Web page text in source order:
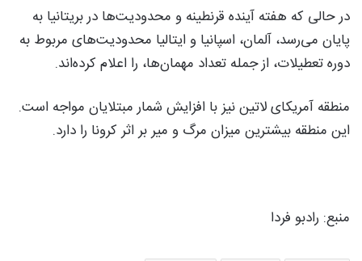
در حالی که هفته آینده قرنطینه و محدودیت‌ها در بریتانیا به
پایان می‌رسد، آلمان، اسپانیا و ایتالیا محدودیت‌های مربوط به
دوره تعطیلات، از جمله تعداد مهمان‌ها، را اعلام کرده‌اند.
منطقه آمریکای لاتین نیز با افزایش شمار مبتلایان مواجه است.
این منطقه بیشترین میزان مرگ و میر بر اثر کرونا را دارد.
منبع: رادبو فردا